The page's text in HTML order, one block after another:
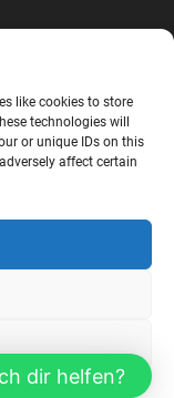
like cookies to store
technologies will
or unique IDs on this
affect certain
dir helfen?